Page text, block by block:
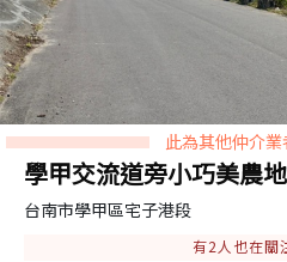
此為其他仲介業
學甲交流道旁小巧美農地
台南市學甲區宅子港段
有2 人也在關